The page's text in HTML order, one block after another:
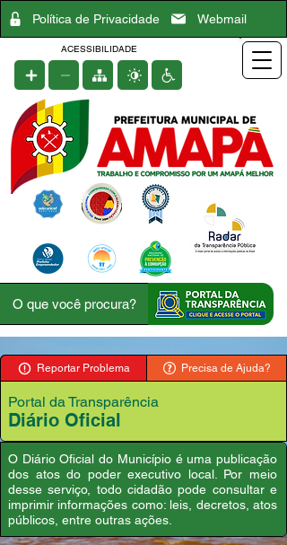
Política de Privacidade Webmail
ACESSIBILIDADE
Reportar Problema Precisa de Ajuda?
Portal da Transparência
Diário Oficial
O Diário Oficial do Município é uma publicação
dos atos do poder executivo local. Por meio
desse serviço, todo cidadão pode consultar e
imprimir informações como: leis, decretos, atos
públicos, entre outras ações.